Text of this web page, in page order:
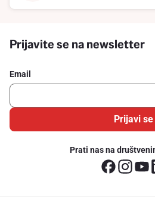
Prijavite se na newsletter
Email
Prijavi se
Prati nas na